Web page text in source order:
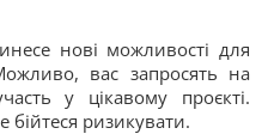
нові можливості для
вас запросять на
у цікавому проєкті.
бійтеся ризикувати.